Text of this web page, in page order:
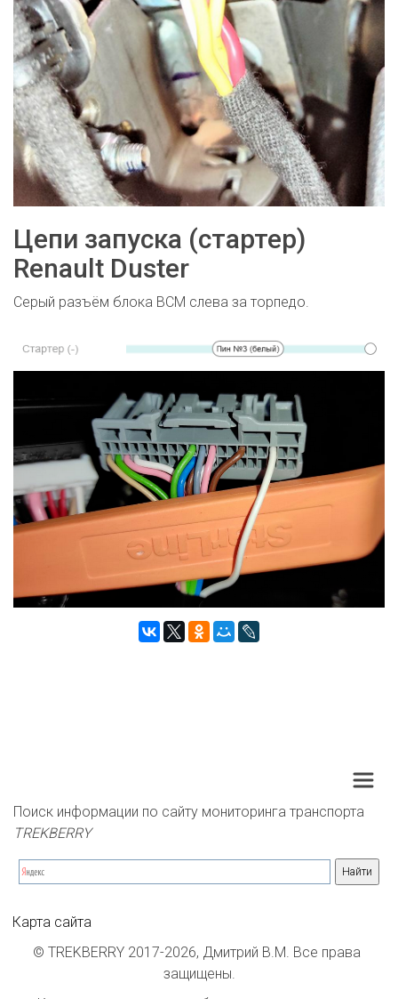
Цепи запуска (стартер)
Renault Duster
Серый разъём блока BCM слева за торпедо.
Поиск информации по сайту мониторинга транспорта
TREKBERRY
Карта сайта
© TREKBERRY 2017-2026, Дмитрий В.М. Все права
защищены.